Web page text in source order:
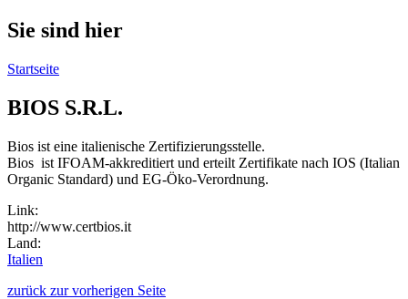
Sie sind hier
Startseite
BIOS S.R.L.
Bios ist eine italienische Zertifizierungsstelle.
Bios ist IFOAM-akkreditiert und erteilt Zertifikate nach IOS (Italian
Organic Standard) und EG-Öko-Verordnung.
Link:
http://www.certbios.it
Land:
Italien
zurück zur vorherigen Seite